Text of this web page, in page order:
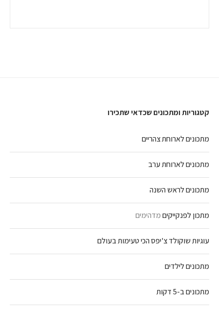
קטגוריות ומתכונים שכדאי שתכירו
מתכונים לארוחת צהריים
מתכונים לארוחת ערב
מתכונים לראש השנה
מתכון לפנקייקיםמדהימים
עוגיות שוקולד צ'יפס הכי טעימות בעולם
מתכונים לילדים
מתכונים ב-5 דקות